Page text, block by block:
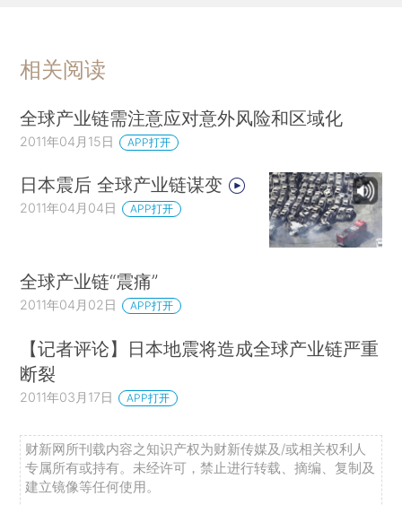
相关阅读
全球产业链需注意应对意外风险和区域化
2011年04月15日 APP打开
日本震后 全球产业链谋变
2011年04月04日 APP打开
全球产业链“震痛”
2011年04月02日 APP打开
【记者评论】日本地震将造成全球产业链严重
断裂
2011年03月17日 APP打开
财新网所刊载内容之知识产权为财新传媒及/或相关权利人
专属所有或持有。未经许可，禁止进行转载、摘编、复制及
建立镜像等任何使用。